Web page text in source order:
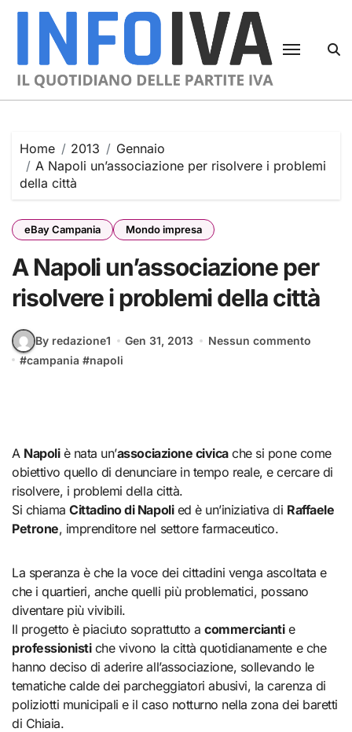
Skip
Home 2013
Gennaio
A Napoli un’associazione per risolvere i problemi
della città
eBay Campania Mondo impresa
A Napoli un’associazione per
risolvere i problemi della città
By redazione1 Gen 31, 2013
Nessun commento
#campania #napoli
A Napoliè nata un’associazione civicache si pone come
obiettivo quello di denunciare in tempo reale, e cercare di
risolvere, i problemi della città.
Si chiamaCittadino di Napolied è un’iniziativa di Raffaele
Petrone, imprenditore nel settore farmaceutico.
La speranza è che la voce dei cittadini venga ascoltata e
che i quartieri, anche quelli più problematici, possano
diventare più vivibili.
Il progetto è piaciuto soprattutto acommerciantie
professionistiche vivono la città quotidianamente e che
hanno deciso di aderire all’associazione, sollevando le
tematiche calde dei parcheggiatori abusivi, la carenza di
poliziotti municipali e il caso notturno nella zona dei baretti
di Chiaia.